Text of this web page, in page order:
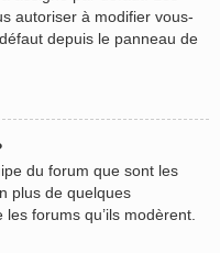
autoriser à modifier vous-
depuis le panneau de
du forum que sont les
plus de quelques
forums qu’ils modèrent.